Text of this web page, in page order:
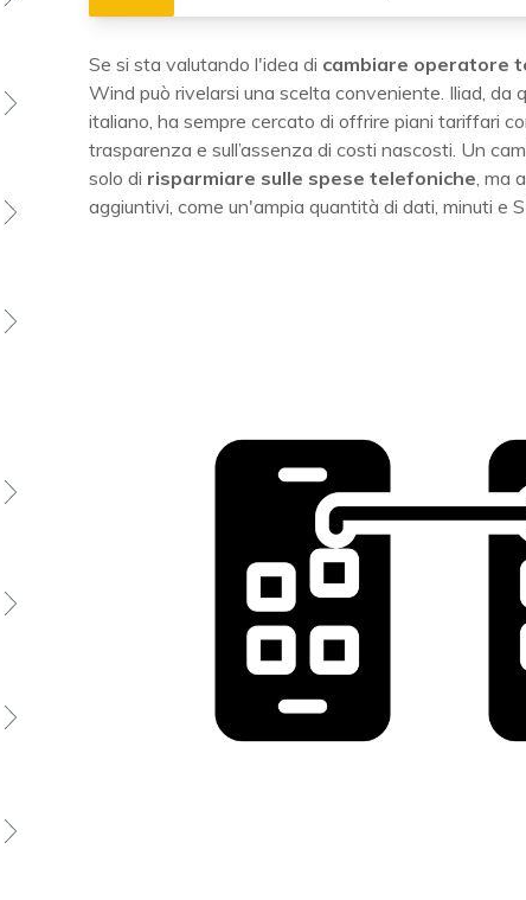
Se si sta valutando l'idea di cambiare operatore
Wind può rivelarsi una scelta conveniente. Iliad, da
italiano, ha sempre cercato di offrire piani tariffari
trasparenza e sull’assenza di costi nascosti. Un
solo di risparmiare sulle spese telefoniche, ma
aggiuntivi, come un'ampia quantità di dati, minuti e